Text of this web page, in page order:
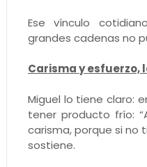
Ese vínculo
grandes cadenas no
Carisma y
Miguel lo tiene claro:
tener producto frío:
carisma, porque si no
sostiene.